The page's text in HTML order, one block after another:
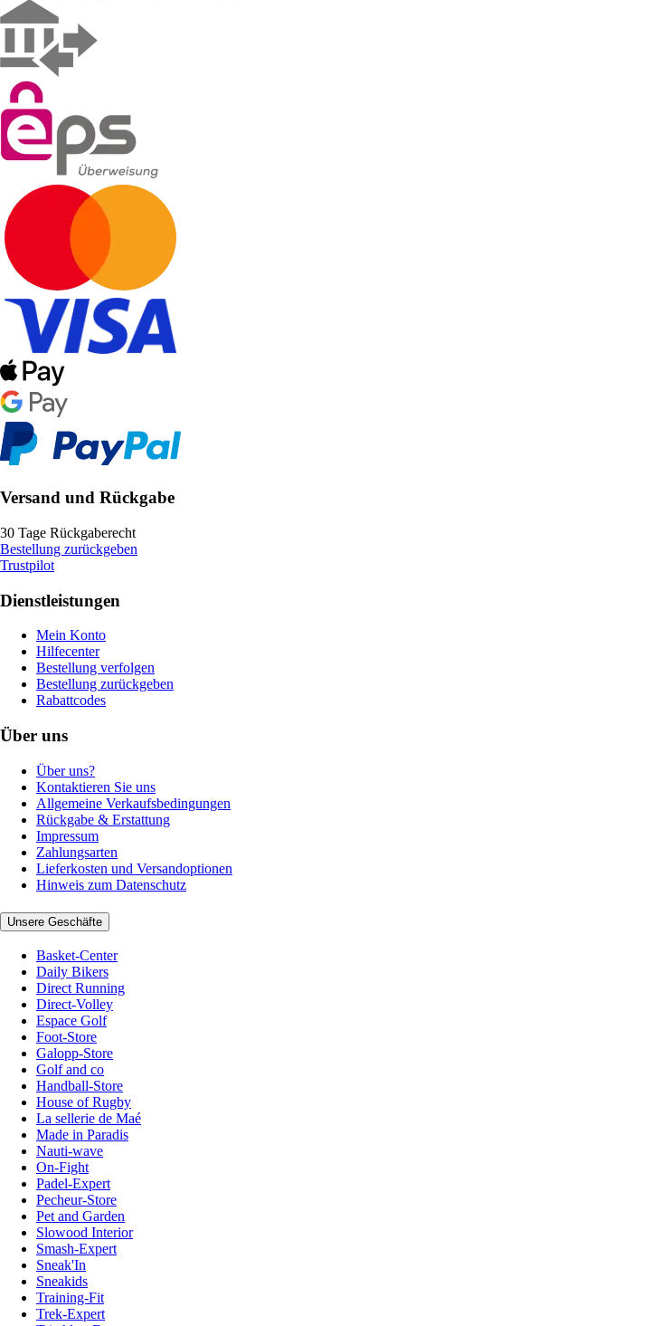
Versand und Rückgabe
30 Tage Rückgaberecht
Bestellung zurückgeben
Trustpilot
Dienstleistungen
Mein Konto
Hilfecenter
Bestellung verfolgen
Bestellung zurückgeben
Rabattcodes
Über uns
Über uns?
Kontaktieren Sie uns
Allgemeine Verkaufsbedingungen
Rückgabe & Erstattung
Impressum
Zahlungsarten
Lieferkosten und Versandoptionen
Hinweis zum Datenschutz
Unsere Geschäfte
Basket-Center
Daily Bikers
Direct Running
Direct-Volley
Espace Golf
Foot-Store
Galopp-Store
Golf and co
Handball-Store
House of Rugby
La sellerie de Maé
Made in Paradis
Nauti-wave
On-Fight
Padel-Expert
Pecheur-Store
Pet and Garden
Slowood Interior
Smash-Expert
Sneak'In
Sneakids
Training-Fit
Trek-Expert